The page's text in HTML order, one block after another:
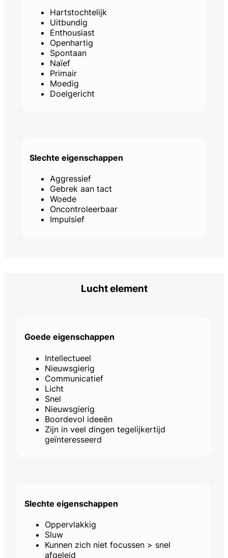
Hartstochtelijk
Uitbundig
Enthousiast
Openhartig
Spontaan
Naïef
Primair
Moedig
Doelgericht
Slechte eigenschappen
Aggressief
Gebrek aan tact
Woede
Oncontroleerbaar
Impulsief
Lucht element
Goede eigenschappen
Intellectueel
Nieuwsgierig
Communicatief
Licht
Snel
Nieuwsgierig
Boordevol ideeën
Zijn in veel dingen tegelijkertijd
geïnteresseerd
Slechte eigenschappen
Oppervlakkig
Sluw
Kunnen zich niet focussen > snel
afgeleid